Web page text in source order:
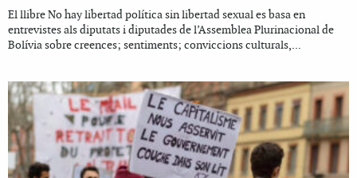
El llibre No hay libertad política sin libertad sexual es basa en
entrevistes als diputats i diputades de l’Assemblea Plurinacional de
Bolívia sobre creences; sentiments; conviccions culturals,...